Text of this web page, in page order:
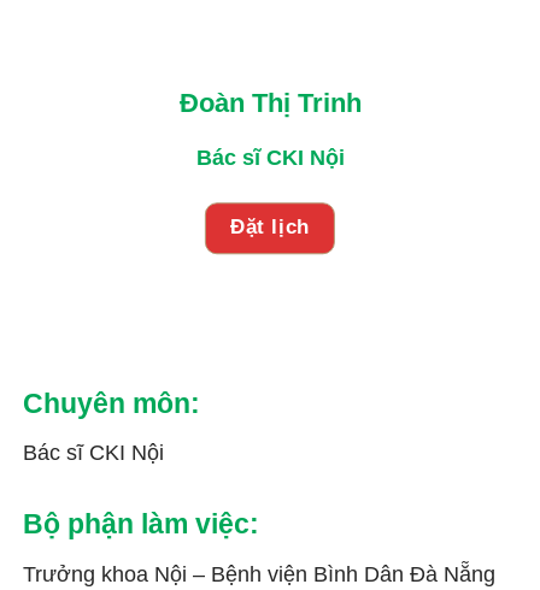
Đoàn Thị Trinh
Bác sĩ CKI Nội
Đặt lịch
Chuyên môn:
Bác sĩ CKI Nội
Bộ phận làm việc:
Trưởng khoa Nội – Bệnh viện Bình Dân Đà Nẵng